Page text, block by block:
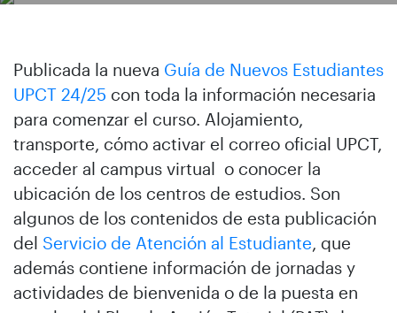
Publicada la nueva Guía de Nuevos Estudiantes
UPCT 24/25 con toda la información necesaria
para comenzar el curso. Alojamiento,
transporte, cómo activar el correo oficial UPCT,
acceder al campus virtual o conocer la
ubicación de los centros de estudios. Son
algunos de los contenidos de esta publicación
del Servicio de Atención al Estudiante, que
además contiene información de jornadas y
actividades de bienvenida o de la puesta en